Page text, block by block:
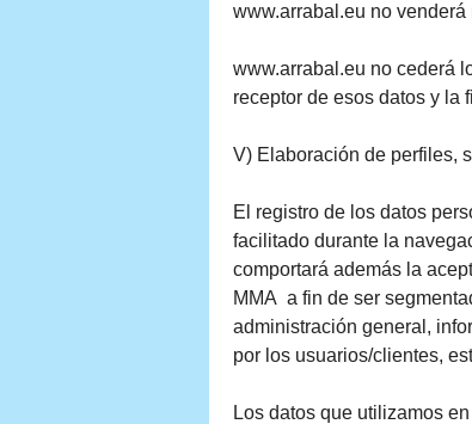
www.arrabal.eu no
www.arrabal.eu no cederá
receptor de esos datos y la
V) Elaboración de perfiles,
El registro de los datos
facilitado durante la
comportará además la
MMA a fin de ser
administración general,
por los usuarios/clientes,
Los datos que utilizamos